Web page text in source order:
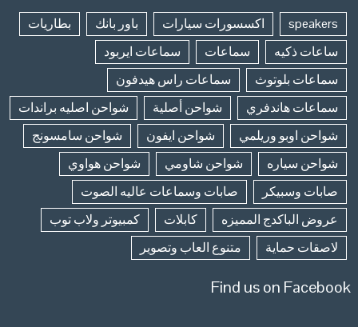
speakers اكسسورات سيارات باور بانك
بطاريات
ساعات ذكيه
سماعات
سماعات ايربود
سماعات بلوتوث
سماعات راس هيدفون
سماعات هاندفري
شواحن أصلية
شواحن اصليه براندات
شواحن اوبو وريلمي
شواحن ايفون
شواحن سامسونج
شواحن سياره
شواحن شاومي
شواحن هواوي
صابات وسبيكر
صابات وسماعات عاليه الصوت
عروض الباكدج المميزه
كابلات
كمبيوتر ولاب توب
لاصقات حماية
متنوع العاب وتصوير
Find us on Facebook